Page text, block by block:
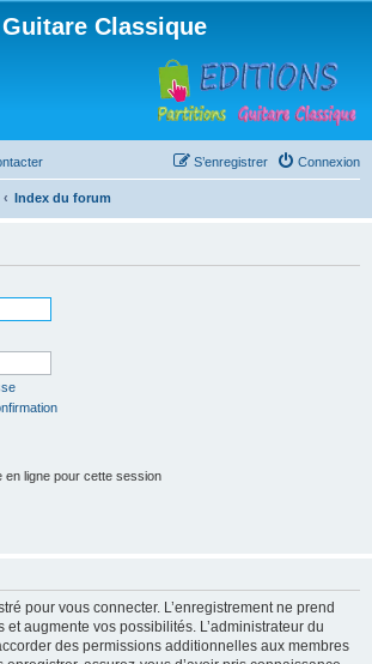
Guitare Classique
Connexion
S’enregistrer
Index du forum
en ligne pour cette session
pour vous connecter. L’enregistrement ne prend
augmente vos possibilités. L’administrateur du
des permissions additionnelles aux membres